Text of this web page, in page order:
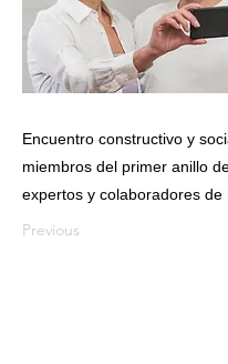
Encuentro constructivo y
miembros del primer anillo
expertos y colaboradores de
Previous